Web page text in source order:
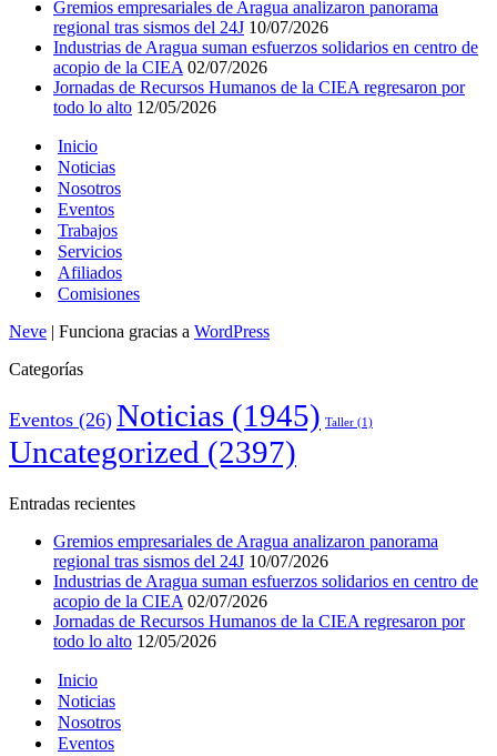
Gremios empresariales de Aragua analizaron panorama
regional tras sismos del 24J 10/07/2026
Industrias de Aragua suman esfuerzos solidarios en centro de
acopio de la CIEA 02/07/2026
Jornadas de Recursos Humanos de la CIEA regresaron por
todo lo alto 12/05/2026
Inicio
Noticias
Nosotros
Eventos
Trabajos
Servicios
Afiliados
Comisiones
Neve | Funciona gracias a WordPress
Categorías
Eventos (26) Noticias (1945) Taller (1)
Uncategorized (2397)
Entradas recientes
Gremios empresariales de Aragua analizaron panorama
regional tras sismos del 24J 10/07/2026
Industrias de Aragua suman esfuerzos solidarios en centro de
acopio de la CIEA 02/07/2026
Jornadas de Recursos Humanos de la CIEA regresaron por
todo lo alto 12/05/2026
Inicio
Noticias
Nosotros
Eventos